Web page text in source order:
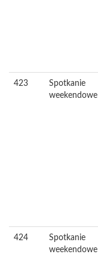
423
Spotkanie
weekendowe
424
Spotkanie
weekendowe